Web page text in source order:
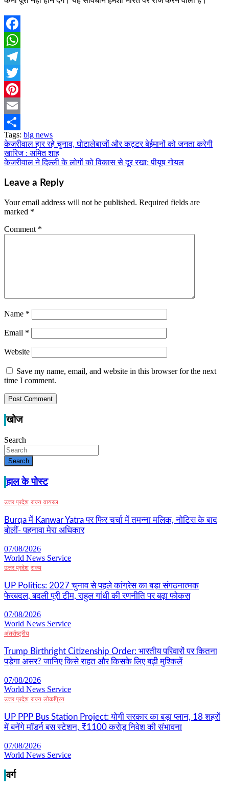
Facebook
WhatsApp
Telegram
Twitter
Pinterest
Email
Share
Tags: big news
Post
navigation
केजरीवाल हार रहे चुनाव, घोटालेबाजों और कट्टर बेईमानों को जनता करेगी
खारिज : अमित शाह
केजरीवाल ने दिल्ली के लोगों को विकास से दूर रखा: पीयूष गोयल
Leave a Reply
Your email address will not be published. Required fields are
marked *
Comment *
Name *
Email *
Website
Save my name, email, and website in this browser for the next
time I comment.
खोज
Search
Search
हाल के पोस्ट
उत्तर प्रदेश राज्य वायरल
Burqa में Kanwar Yatra पर फिर चर्चा में तमन्ना मलिक, नोटिस के बाद
बोलीं- पहनावा मेरा अधिकार
07/08/2026
World News Service
उत्तर प्रदेश राज्य
UP Politics: 2027 चुनाव से पहले कांग्रेस का बड़ा संगठनात्मक
फेरबदल, बदली पूरी टीम, राहुल गांधी की रणनीति पर बढ़ा फोकस
07/08/2026
World News Service
अंतर्राष्ट्रीय
Trump Birthright Citizenship Order: भारतीय परिवारों पर कितना
पड़ेगा असर? जानिए किसे राहत और किसके लिए बढ़ी मुश्किलें
07/08/2026
World News Service
उत्तर प्रदेश राज्य लोकप्रिय
UP PPP Bus Station Project: योगी सरकार का बड़ा प्लान, 18 शहरों
में बनेंगे मॉडर्न बस स्टेशन, ₹1100 करोड़ निवेश की संभावना
07/08/2026
World News Service
वर्ग